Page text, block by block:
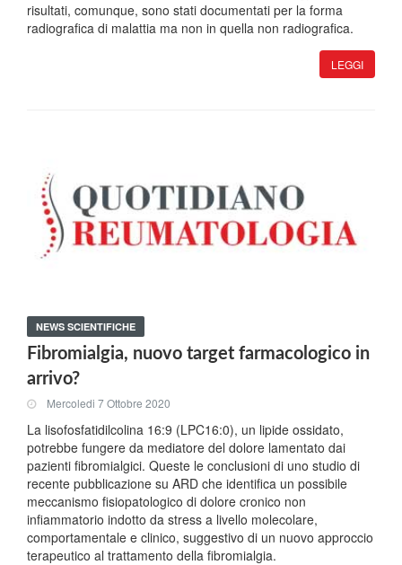
risultati, comunque, sono stati documentati per la forma
radiografica di malattia ma non in quella non radiografica.
LEGGI
NEWS SCIENTIFICHE
Fibromialgia, nuovo target farmacologico in
arrivo?
Mercoledi 7 Ottobre 2020
La lisofosfatidilcolina 16:9 (LPC16:0), un lipide ossidato,
potrebbe fungere da mediatore del dolore lamentato dai
pazienti fibromialgici. Queste le conclusioni di uno studio di
recente pubblicazione su ARD che identifica un possibile
meccanismo fisiopatologico di dolore cronico non
infiammatorio indotto da stress a livello molecolare,
comportamentale e clinico, suggestivo di un nuovo approccio
terapeutico al trattamento della fibromialgia.